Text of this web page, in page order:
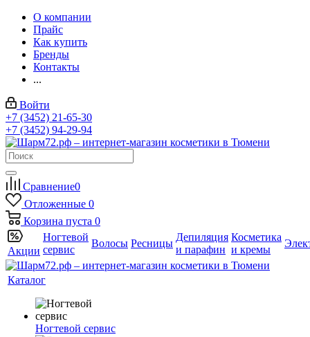
О компании
Прайс
Как купить
Бренды
Контакты
...
Войти
+7 (3452) 21-65-30
+7 (3452) 94-29-94
Сравнение0
Отложенные 0
Корзина пуста 0
Акции
Ногтевой
сервис
Волосы Ресницы
Депиляция
и парафин
Косметика
и кремы
Каталог
Ногтевой сервис